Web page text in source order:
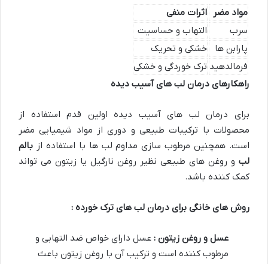
مواد مضر
اثرات منفی
سرب
التهاب و حساسیت
پارابن ها
خشکی و تحریک
فرمالدهید ترک خوردگی و خشکی
راهکارهای درمان لب های آسیب دیده
برای درمان لب های آسیب دیده اولین قدم استفاده از
محصولات با ترکیبات طبیعی و دوری از مواد شیمیایی مضر
است. همچنین مرطوب سازی مداوم لب ها با استفاده از بالم
لب و روغن های طبیعی نظیر روغن نارگیل یا زیتون می تواند
کمک کننده باشد.
روش های خانگی برای درمان لب های ترک خورده :
عسل و روغن زیتون : عسل دارای خواص ضد التهابی و
مرطوب کننده است و ترکیب آن با روغن زیتون باعث